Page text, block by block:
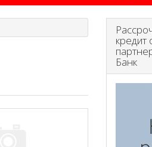
кредит
Банк